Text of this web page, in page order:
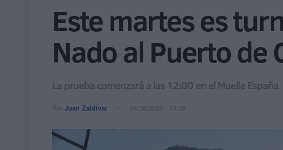
Este martes es
Nado al Puerto de
La prueba comenzará a las 12:00 en el Muelle España
Por Juan Zaldívar 04/08/2025 - 13:36